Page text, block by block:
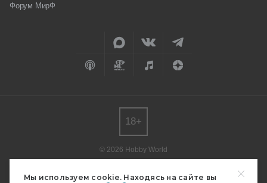
Мы используем cookie. Находясь на сайте вы
Форум МирФ
© 2026 Hobby World
редакции.
18+